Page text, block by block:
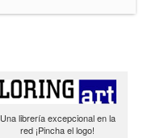
Una librería excepcional en la
red ¡Pincha el logo!